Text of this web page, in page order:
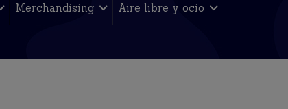
Merchandising Aire libre y ocio